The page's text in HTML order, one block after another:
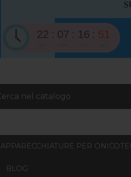
22 07 16 50
APPARECCHIATURE PER
BLOG